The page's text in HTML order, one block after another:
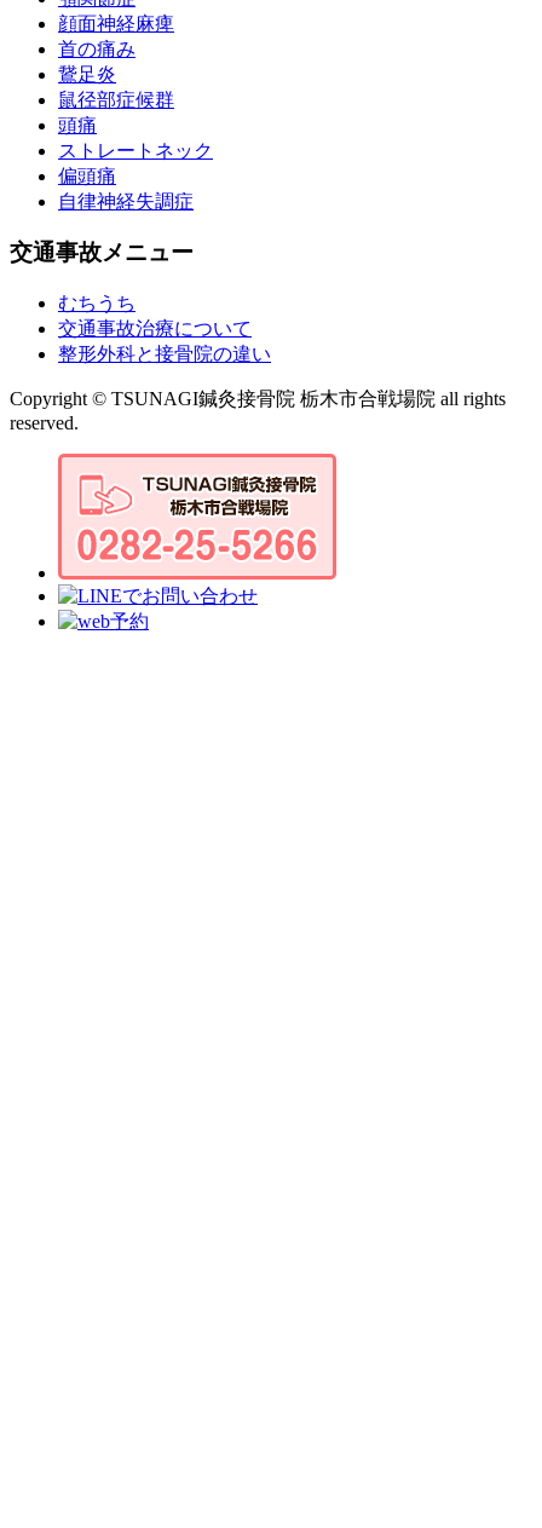
顔面神経麻痺
首の痛み
鵞足炎
鼠径部症候群
頭痛
ストレートネック
偏頭痛
自律神経失調症
交通事故メニュー
むちうち
交通事故治療について
整形外科と接骨院の違い
Copyright © TSUNAGI鍼灸接骨院 栃木市合戦場院 all rights
reserved.